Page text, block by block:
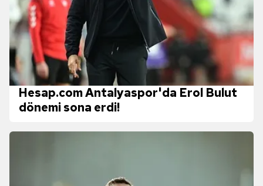
Hesap.com Antalyaspor'da Erol Bulut
dönemi sona erdi!